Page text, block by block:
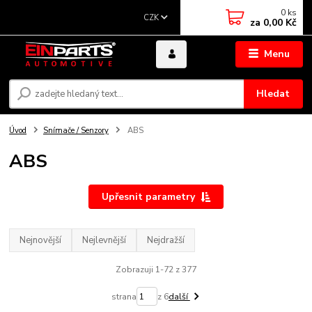
Menu
CZK
Hledat
0 ks
za 0,00 Kč
Úvod Snímače / Senzory ABS
ABS
Upřesnit parametry
Nejnovější Nejlevnější Nejdražší
Zobrazuji 1-72 z 377
strana z 6další